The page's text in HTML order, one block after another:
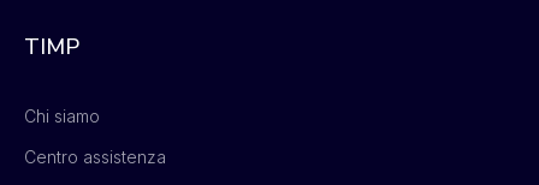
TIMP
Chi siamo
Centro assistenza